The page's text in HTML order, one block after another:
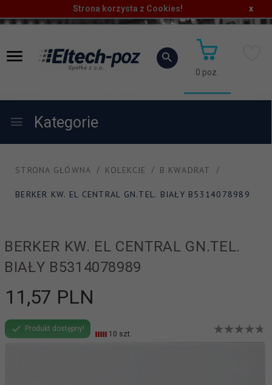
Strona korzysta z Cookies! x
0 poz.
Kategorie
STRONA GŁÓWNA KOLEKCJE B.KWADRAT
BERKER KW. EL CENTRAL GN.TEL. BIAŁY B5314078989
BERKER KW. EL CENTRAL GN.TEL.
BIAŁY B5314078989
11,57 PLN
Produkt dostępny!
10 szt.